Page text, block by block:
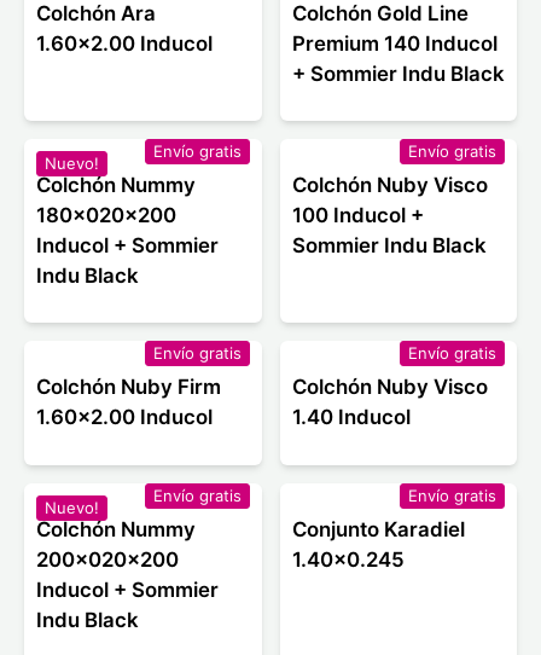
Colchón Ara
1.60x2.00 Inducol
Colchón Gold Line
Premium 140 Inducol
+ Sommier Indu Black
Nuevo!
Envío gratis
Colchón Nummy
180x020x200
Inducol + Sommier
Indu Black
Envío gratis
Colchón Nuby Visco
100 Inducol +
Sommier Indu Black
Envío gratis
Colchón Nuby Firm
1.60x2.00 Inducol
Envío gratis
Colchón Nuby Visco
1.40 Inducol
Nuevo!
Envío gratis
Colchón Nummy
200x020x200
Inducol + Sommier
Indu Black
Envío gratis
Conjunto Karadiel
1.40x0.245